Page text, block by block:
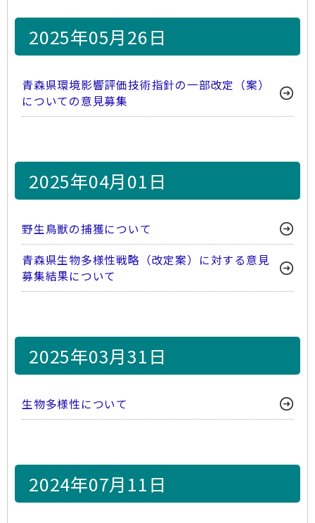
2025年05月26日
青森県環境影響評価技術指針の一部改定（案）
についての意見募集
2025年04月01日
野生鳥獣の捕獲について
青森県生物多様性戦略（改定案）に対する意見
募集結果について
2025年03月31日
生物多様性について
2024年07月11日